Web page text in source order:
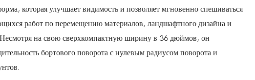
которая улучшает видимость и позволяет мгновенно спешиваться
работ по перемещению материалов, ландшафтного дизайна и
на свою сверхкомпактную ширину в 36 дюймов, он
бортового поворота с нулевым радиусом поворота и